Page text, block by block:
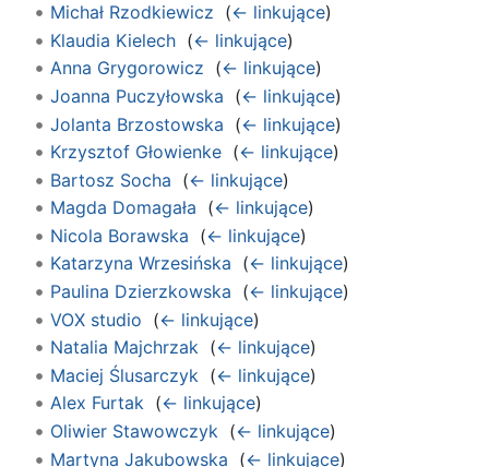
Michał Rzodkiewicz (← linkujące)
Klaudia Kielech‎ (← linkujące)
Anna Grygorowicz (← linkujące)
Joanna Puczyłowska (← linkujące)
Jolanta Brzostowska (← linkujące)
Krzysztof Głowienke‎ (← linkujące)
Bartosz Socha (← linkujące)
Magda Domagała (← linkujące)
Nicola Borawska (← linkujące)
Katarzyna Wrzesińska (← linkujące)
Paulina Dzierzkowska (← linkujące)
VOX studio (← linkujące)
Natalia Majchrzak‎ (← linkujące)
Maciej Ślusarczyk (← linkujące)
Alex Furtak‎ (← linkujące)
Oliwier Stawowczyk‎ (← linkujące)
Martyna Jakubowska (← linkujące)